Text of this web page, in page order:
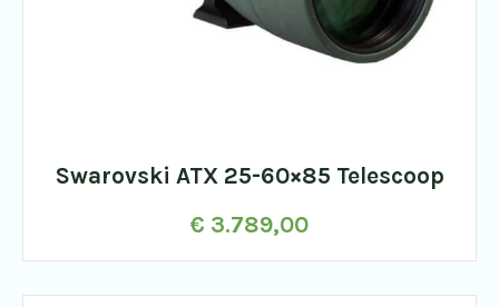
Swarovski ATX 25-60×85 Telescoop
€ 3.789,00